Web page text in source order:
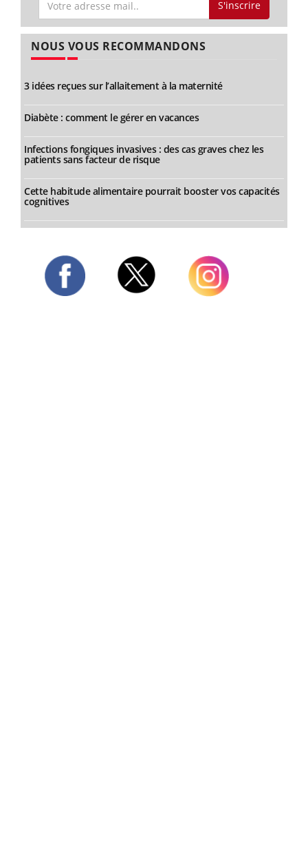
S'inscrire
NOUS VOUS RECOMMANDONS
3 idées reçues sur l’allaitement à la maternité
Diabète : comment le gérer en vacances
Infections fongiques invasives : des cas graves chez les
patients sans facteur de risque
Cette habitude alimentaire pourrait booster vos capacités
cognitives